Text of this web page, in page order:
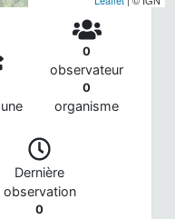
0
observateur
0
organisme
Dernière
observation
0